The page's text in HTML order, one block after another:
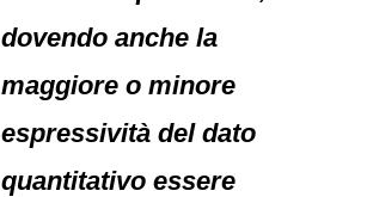
dovendo anche la
maggiore o minore
espressività del dato
quantitativo essere